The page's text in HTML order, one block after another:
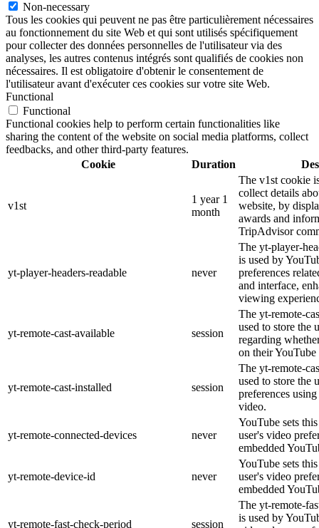
Non-necessary
Tous les cookies qui peuvent ne pas être particulièrement nécessaires
au fonctionnement du site Web et qui sont utilisés spécifiquement
pour collecter des données personnelles de l'utilisateur via des
analyses, les autres contenus intégrés sont qualifiés de cookies non
nécessaires. Il est obligatoire d'obtenir le consentement de
l'utilisateur avant d'exécuter ces cookies sur votre site Web.
Functional
Functional
Functional cookies help to perform certain functionalities like
sharing the content of the website on social media platforms, collect
feedbacks, and other third-party features.
Cookie
Duration
v1st
1 year 1
month
The v1st cookie
collect details
website, by
awards and
TripAdvisor
yt-player-headers-readable never
The yt-player-
is used by
preferences
and interface,
viewing
yt-remote-cast-available session
The yt-remote-
used to store the
regarding
on their
yt-remote-cast-installed session
The yt-remote-
used to store the
preferences
video.
yt-remote-connected-devices never
YouTube sets
user's video
embedded
yt-remote-device-id never
YouTube sets
user's video
embedded
yt-remote-fast-check-period session
The yt-remote-
is used by